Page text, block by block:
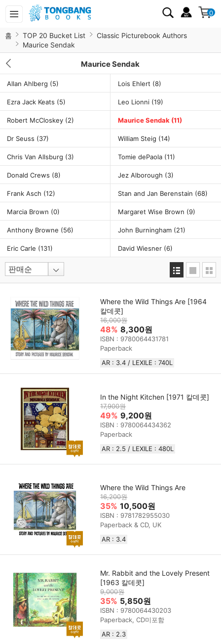
0
홈 TOP 20 Bucket List
Classic Picturebook Authors
Maurice Sendak
Maurice Sendak
Allan Ahlberg (5) Lois Ehlert (8)
Ezra Jack Keats (5) Leo Lionni (19)
Robert McCloskey (2) Maurice Sendak (11)
Dr Seuss (37) William Steig (14)
Chris Van Allsburg (3) Tomie dePaola (11)
Donald Crews (8) Jez Alborough (3)
Frank Asch (12) Stan and Jan Berenstain (68)
Marcia Brown (0) Margaret Wise Brown (9)
Anthony Browne (56) John Burningham (21)
Eric Carle (131) David Wiesner (6)
Where the Wild Things Are [1964
칼데콧]
16,000원
48% 8,300원
ISBN : 9780064431781
Paperback
AR : 3.4 / LEXILE : 740L
In the Night Kitchen [1971 칼데콧]
17,900원
49% 9,200원
ISBN : 9780064434362
Paperback
AR : 2.5 / LEXILE : 480L
Where the Wild Things Are
16,200원
35% 10,500원
ISBN : 9781782955030
Paperback & CD, UK
AR : 3.4
Mr. Rabbit and the Lovely Present
[1963 칼데콧]
9,000원
35% 5,850원
ISBN : 9780064430203
Paperback, CD미포함
AR : 2.3